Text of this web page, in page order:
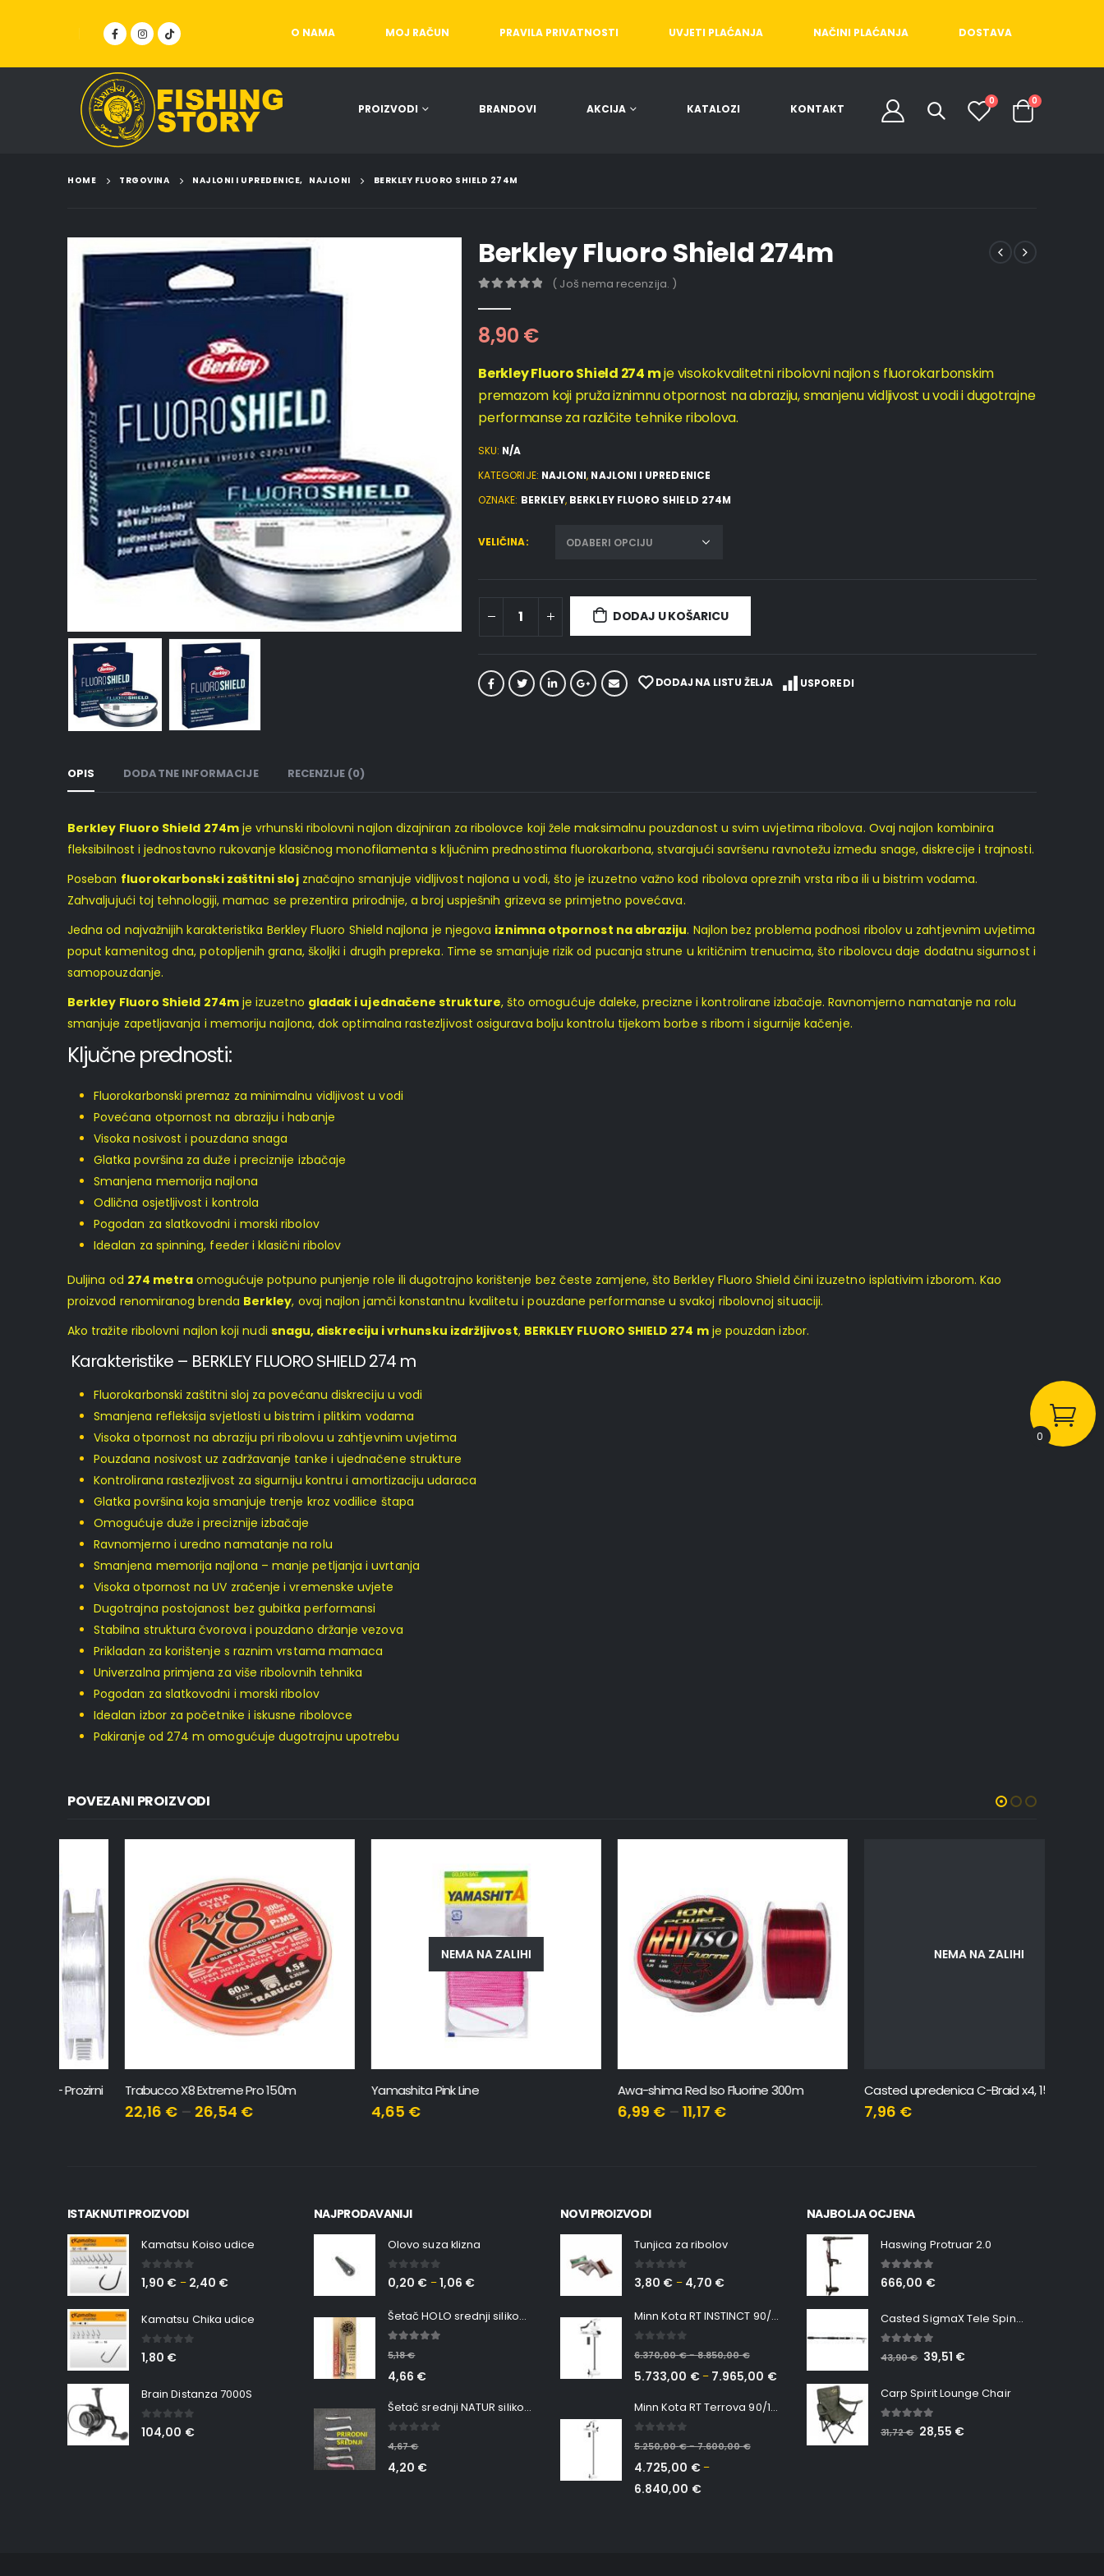
O NAMA MOJ RAČUN PRAVILA PRIVATNOSTI UVJETI PLAĆANJA NAČINI PLAĆANJA DOSTAVA
PROIZVODI BRANDOVI AKCIJA KATALOZI KONTAKT
0 0
HOME TRGOVINA NAJLONI I UPREDENICE, NAJLONI BERKLEY FLUORO SHIELD 274M
Berkley Fluoro Shield 274m
( Još nema recenzija. )
8,90 €
Berkley Fluoro Shield 274 mje visokokvalitetni ribolovni najlon s fluorokarbonskim
premazom koji pruža iznimnu otpornost na abraziju, smanjenu vidljivost u vodi i dugotrajne
performanse za različite tehnike ribolova.
SKU: N/A
KATEGORIJE: NAJLONI, NAJLONI I UPREDENICE
OZNAKE: BERKLEY, BERKLEY FLUORO SHIELD 274M
VELIČINA
DODAJ U KOŠARICU
DODAJ NA LISTU ŽELJA USPOREDI
OPIS DODATNE INFORMACIJE RECENZIJE (0)
Berkley Fluoro Shield 274mje vrhunski ribolovni najlon dizajniran za ribolovce koji žele maksimalnu pouzdanost u svim uvjetima ribolova. Ovaj najlon kombinira
fleksibilnost i jednostavno rukovanje klasičnog monofilamenta s ključnim prednostima fluorokarbona, stvarajući savršenu ravnotežu između snage, diskrecije i trajnosti.
Poseban fluorokarbonski zaštitni slojznačajno smanjuje vidljivost najlona u vodi, što je izuzetno važno kod ribolova opreznih vrsta riba ili u bistrim vodama.
Zahvaljujući toj tehnologiji, mamac se prezentira prirodnije, a broj uspješnih grizeva se primjetno povećava.
Jedna od najvažnijih karakteristika Berkley Fluoro Shield najlona je njegova iznimna otpornost na abraziju. Najlon bez problema podnosi ribolov u zahtjevnim uvjetima
poput kamenitog dna, potopljenih grana, školjki i drugih prepreka. Time se smanjuje rizik od pucanja strune u kritičnim trenucima, što ribolovcu daje dodatnu sigurnost i
samopouzdanje.
Berkley Fluoro Shield 274mje izuzetno gladak i ujednačene strukture, što omogućuje daleke, precizne i kontrolirane izbačaje. Ravnomjerno namatanje na rolu
smanjuje zapetljavanja i memoriju najlona, dok optimalna rastezljivost osigurava bolju kontrolu tijekom borbe s ribom i sigurnije kačenje.
Ključne prednosti:
Fluorokarbonski premaz za minimalnu vidljivost u vodi
Povećana otpornost na abraziju i habanje
Visoka nosivost i pouzdana snaga
Glatka površina za duže i preciznije izbačaje
Smanjena memorija najlona
Odlična osjetljivost i kontrola
Pogodan za slatkovodni i morski ribolov
Idealan za spinning, feeder i klasični ribolov
Duljina od 274 metra omogućuje potpuno punjenje role ili dugotrajno korištenje bez česte zamjene, što Berkley Fluoro Shield čini izuzetno isplativim izborom. Kao
proizvod renomiranog brenda Berkley, ovaj najlon jamči konstantnu kvalitetu i pouzdane performanse u svakoj ribolovnoj situaciji.
Ako tražite ribolovni najlon koji nudi snagu, diskreciju i vrhunsku izdržljivost, BERKLEY FLUORO SHIELD 274 mje pouzdan izbor.
Karakteristike – BERKLEY FLUORO SHIELD 274 m
Fluorokarbonski zaštitni sloj za povećanu diskreciju u vodi
Smanjena refleksija svjetlosti u bistrim i plitkim vodama
Visoka otpornost na abraziju pri ribolovu u zahtjevnim uvjetima
Pouzdana nosivost uz zadržavanje tanke i ujednačene strukture
Kontrolirana rastezljivost za sigurniju kontru i amortizaciju udaraca
Glatka površina koja smanjuje trenje kroz vodilice štapa
Omogućuje duže i preciznije izbačaje
Ravnomjerno i uredno namatanje na rolu
Smanjena memorija najlona – manje petljanja i uvrtanja
Visoka otpornost na UV zračenje i vremenske uvjete
Dugotrajna postojanost bez gubitka performansi
Stabilna struktura čvorova i pouzdano držanje vezova
Prikladan za korištenje s raznim vrstama mamaca
Univerzalna primjena za više ribolovnih tehnika
Pogodan za slatkovodni i morski ribolov
Idealan izbor za početnike i iskusne ribolovce
Pakiranje od 274 m omogućuje dugotrajnu upotrebu
POVEZANI PROIZVODI
Trabucco X8 Extreme Pro 150m
–26,54€
NEMA NA ZALIHI
Yamashita Pink Line Awa-shima Red Iso Fluorine 300m
–11,17€
NEMA NA ZALIHI
Casted upredenica C-Braid x4, 150m, 0.285mm, 12.3kg
ISTAKNUTI PROIZVODI
Kamatsu Koiso udice
0 out of 5
1,90 € – 2,40 €
Kamatsu Chika udice
0 out of 5
1,80 €
Brain Distanza 7000S
0out of 5
104,00 €
NAJPRODAVANIJI
Olovo suza klizna
0 out of 5
0,20 € –1,06 €
Šetač HOLO srednji silikonska Ribica Belgrade Walker
5,18€
4,66 €
Šetač srednji NATUR silikonska ribica Belgrade Walker
4,67€
4,20 €
NOVI PROIZVODI
Tunjica za ribolov
0 out of 5
3,80 € – 4,70 €
Minn Kota RT INSTINCT 90/115 WR QUEST
6.370,00€–8.850,00€
5.733,00 €– 7.965,00 €
Minn Kota RT Terrova 90/115 WR QUEST
5.250,00€–7.600,00€
4.725,00 €–
6.840,00 €
NAJBOLJA OCJENA
Haswing Protruar 2.0
5.00 out of 5
666,00 €
Casted SigmaX Tele Spin, 300cm, 40-80gr
out of 5
43,90€ 39,51 €
Carp Spirit Lounge Chair
out of 5
31,72€ 28,55 €
0